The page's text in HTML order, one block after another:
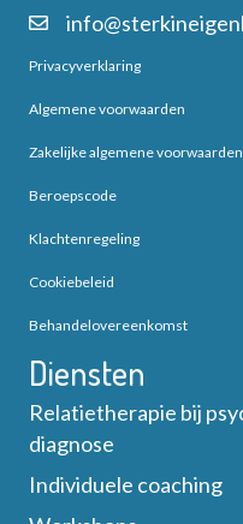
Privacyverklaring
Algemene voorwaarden
Zakelijke algemene voorwaarden
Beroepscode
Klachtenregeling
Cookiebeleid
Behandelovereenkomst
Diensten
Relatietherapie bij
diagnose
Individuele coaching